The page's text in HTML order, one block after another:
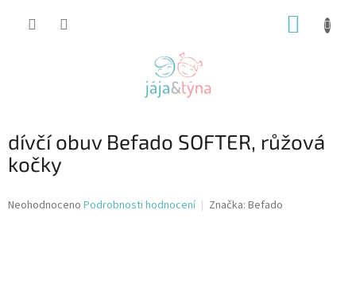
dívčí obuv Befado SOFTER, růžová
kočky
Průměrné
Neohodnoceno Podrobnosti hodnocení Značka: Befado